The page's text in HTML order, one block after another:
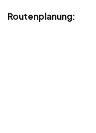
Routenplanung: